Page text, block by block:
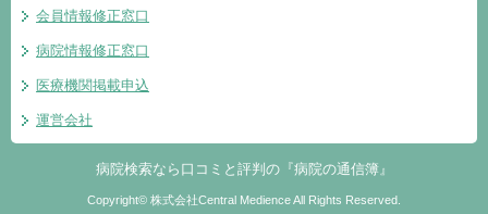
会員情報修正窓口
病院情報修正窓口
医療機関掲載申込
運営会社
病院検索なら口コミと評判の『病院の通信簿』
Copyright© 株式会社Central Medience All Rights Reserved.